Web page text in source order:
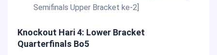
Semifinals Upper Bracket ke-2]
Knockout Hari 4: Lower Bracket
Quarterfinals Bo5